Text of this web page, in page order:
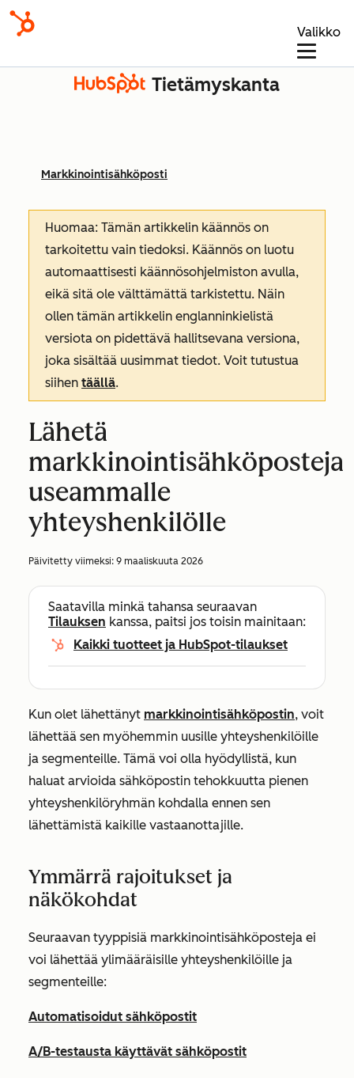
Valikko
Tietämyskanta
Markkinointisähköposti
Huomaa: Tämän artikkelin käännös on
tarkoitettu vain tiedoksi. Käännös on luotu
automaattisesti käännösohjelmiston avulla,
eikä sitä ole välttämättä tarkistettu. Näin
ollen tämän artikkelin englanninkielistä
versiota on pidettävä hallitsevana versiona,
joka sisältää uusimmat tiedot. Voit tutustua
siihen täällä.
Lähetä
markkinointisähköposteja
useammalle
yhteyshenkilölle
Päivitetty viimeksi: 9 maaliskuuta 2026
Saatavilla minkä tahansa seuraavan
Tilauksen kanssa, paitsi jos toisin mainitaan:
Kaikki tuotteet ja HubSpot-tilaukset
Kun olet lähettänyt markkinointisähköpostin, voit
lähettää sen myöhemmin uusille yhteyshenkilöille
ja segmenteille. Tämä voi olla hyödyllistä, kun
haluat arvioida sähköpostin tehokkuutta pienen
yhteyshenkilöryhmän kohdalla ennen sen
lähettämistä kaikille vastaanottajille.
Ymmärrä rajoitukset ja
näkökohdat
Seuraavan tyyppisiä markkinointisähköposteja ei
voi lähettää ylimääräisille yhteyshenkilöille ja
segmenteille:
Automatisoidut sähköpostit
A/B-testausta käyttävät sähköpostit